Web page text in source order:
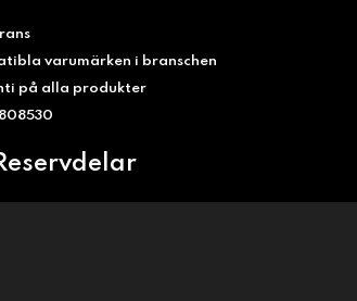
varumärken i branschen
på alla produkter